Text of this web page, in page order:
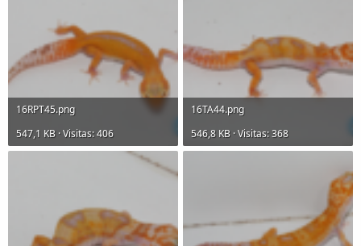
16RPT45.png
547,1 KB · Visitas: 406
16TA44.png
546,8 KB · Visitas: 368